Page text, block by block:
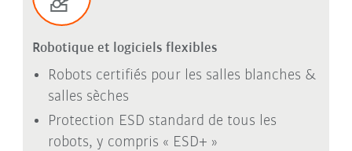
Robotique et logiciels flexibles
Robots certifiés pour les salles blanches &
salles sèches
Protection ESD standard de tous les
robots, y compris « ESD+ »